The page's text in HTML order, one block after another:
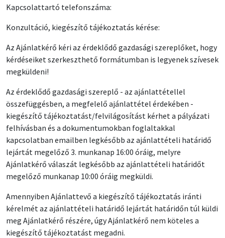
Kapcsolattartó telefonszáma:
Konzultáció, kiegészítő tájékoztatás kérése:
Az Ajánlatkérő kéri az érdeklődő gazdasági szereplőket, hogy
kérdéseiket szerkeszthető formátumban is legyenek szívesek
megküldeni!
Az érdeklődő gazdasági szereplő - az ajánlattétellel
összefüggésben, a megfelelő ajánlattétel érdekében -
kiegészítő tájékoztatást/felvilágosítást kérhet a pályázati
felhívásban és a dokumentumokban foglaltakkal
kapcsolatban emailben legkésőbb az ajánlattételi határidő
lejártát megelőző 3. munkanap 16:00 óráig, melyre
Ajánlatkérő válaszát legkésőbb az ajánlattételi határidőt
megelőző munkanap 10:00 óráig megküldi.
Amennyiben Ajánlattevő a kiegészítő tájékoztatás iránti
kérelmét az ajánlattételi határidő lejártát határidőn túl küldi
meg Ajánlatkérő részére, úgy Ajánlatkérő nem köteles a
kiegészítő tájékoztatást megadni.